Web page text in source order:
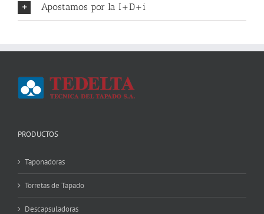
Apostamos por la I+D+i
PRODUCTOS
Taponadoras
Torretas de Tapado
Descapsuladoras